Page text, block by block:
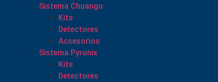
Sistema Chuango
Kits
Detectores
Accesorios
Sistema Pyronix
Kits
Detectores